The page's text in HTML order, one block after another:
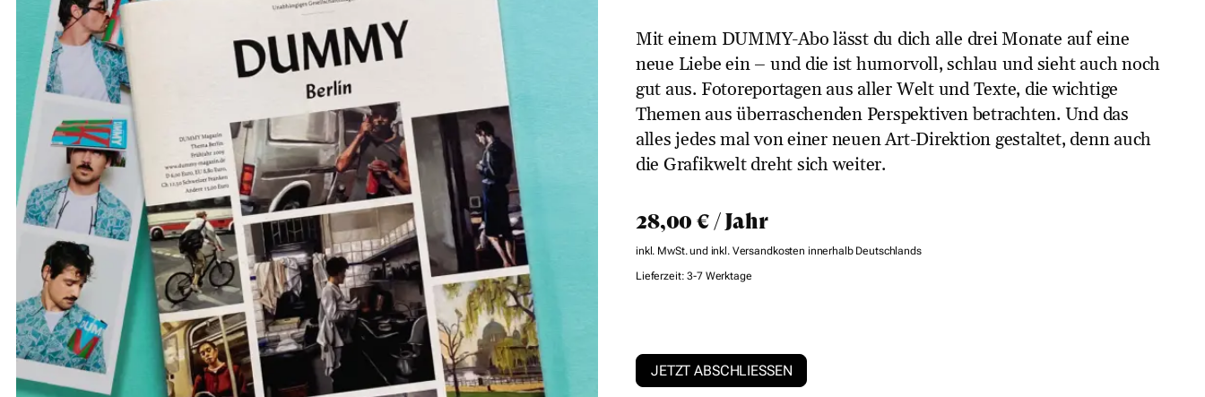
Mit einem DUMMY-Abo lässt du dich alle drei Monate auf eine
neue Liebe ein – und die ist humorvoll, schlau und sieht auch noch
gut aus. Fotoreportagen aus aller Welt und Texte, die wichtige
Themen aus überraschenden Perspektiven betrachten. Und das
alles jedes mal von einer neuen Art-Direktion gestaltet, denn auch
die Grafikwelt dreht sich weiter.
28,00€/ Jahr
inkl. MwSt.und inkl. Versandkosten innerhalb Deutschlands
Lieferzeit:3-7 Werktage
Jahresabo
mit
JETZT ABSCHLIESSEN